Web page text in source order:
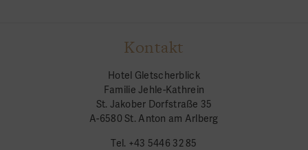
Kontakt
Hotel Gletscherblick
Familie Jehle-Kathrein
St. Jakober Dorfstraße 35
A-6580 St. Anton am Arlberg
Tel. +43 5446 32 85